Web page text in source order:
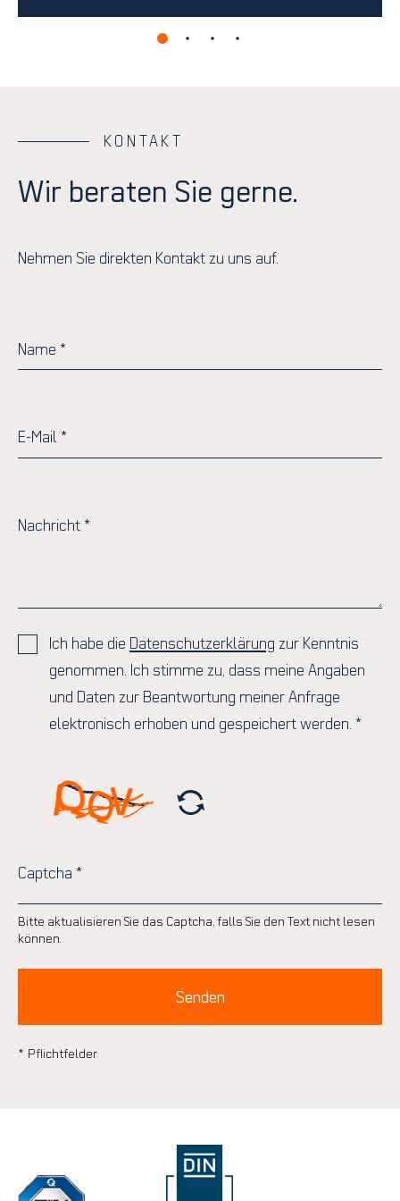
KONTAKT
Wir beraten Sie gerne.
Nehmen Sie direkten Kontakt zu uns auf.
Name *
E-Mail *
Nachricht *
Ich habe die Datenschutzerklärung zur Kenntnis
genommen. Ich stimme zu, dass meine Angaben
und Daten zur Beantwortung meiner Anfrage
elektronisch erhoben und gespeichert werden. *
Captcha *
Bitte aktualisieren Sie das Captcha, falls Sie den Text nicht lesen
können.
Senden
* Pflichtfelder